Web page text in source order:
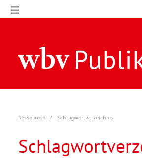
Ressourcen Schlagwortverzeichnis